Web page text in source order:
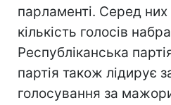
парламенті. Серед
кількість голосів
Республіканська
партія також лідирує
голосування за